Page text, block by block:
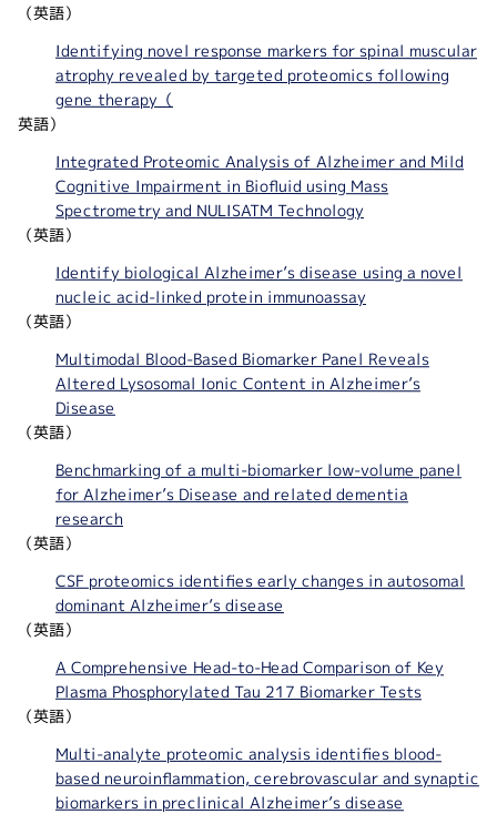
（英語）
Identifying novel response markers for spinal muscular
atrophy revealed by targeted proteomics following
gene therapy（
英語）
Integrated Proteomic Analysis of Alzheimer and Mild
Cognitive Impairment in Biofluid using Mass
Spectrometry and NULISATM Technology
（英語）
Identify biological Alzheimer’s disease using a novel
nucleic acid-linked protein immunoassay
（英語）
Multimodal Blood-Based Biomarker Panel Reveals
Altered Lysosomal Ionic Content in Alzheimer’s
Disease
（英語）
Benchmarking of a multi-biomarker low-volume panel
for Alzheimer’s Disease and related dementia
research
（英語）
CSF proteomics identifies early changes in autosomal
dominant Alzheimer’s disease
（英語）
A Comprehensive Head-to-Head Comparison of Key
Plasma Phosphorylated Tau 217 Biomarker Tests
（英語）
Multi-analyte proteomic analysis identifies blood-
based neuroinflammation, cerebrovascular and synaptic
biomarkers in preclinical Alzheimer’s disease